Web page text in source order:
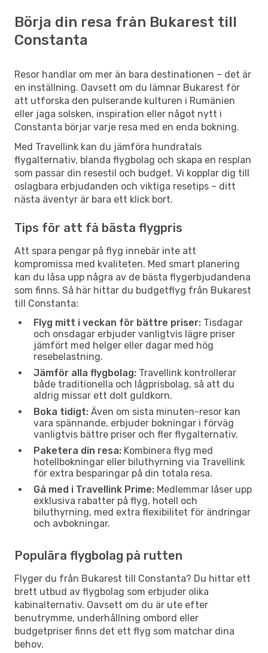
Börja din resa från Bukarest till
Constanta
Resor handlar om mer än bara destinationen – det är
en inställning. Oavsett om du lämnar Bukarest för
att utforska den pulserande kulturen i Rumänien
eller jaga solsken, inspiration eller något nytt i
Constanta börjar varje resa med en enda bokning.
Med Travellink kan du jämföra hundratals
flygalternativ, blanda flygbolag och skapa en resplan
som passar din resestil och budget. Vi kopplar dig till
oslagbara erbjudanden och viktiga resetips – ditt
nästa äventyr är bara ett klick bort.
Tips för att få bästa flygpris
Att spara pengar på flyg innebär inte att
kompromissa med kvaliteten. Med smart planering
kan du låsa upp några av de bästa flygerbjudandena
som finns. Så här hittar du budgetflyg från Bukarest
till Constanta:
Flyg mitt i veckan för bättre priser: Tisdagar
och onsdagar erbjuder vanligtvis lägre priser
jämfört med helger eller dagar med hög
resebelastning.
Jämför alla flygbolag: Travellink kontrollerar
både traditionella och lågprisbolag, så att du
aldrig missar ett dolt guldkorn.
Boka tidigt: Även om sista minuten-resor kan
vara spännande, erbjuder bokningar i förväg
vanligtvis bättre priser och fler flygalternativ.
Paketera din resa: Kombinera flyg med
hotellbokningar eller biluthyrning via Travellink
för extra besparingar på din totala resa.
Gå med i Travellink Prime: Medlemmar låser upp
exklusiva rabatter på flyg, hotell och
biluthyrning, med extra flexibilitet för ändringar
och avbokningar.
Populära flygbolag på rutten
Flyger du från Bukarest till Constanta? Du hittar ett
brett utbud av flygbolag som erbjuder olika
kabinalternativ. Oavsett om du är ute efter
benutrymme, underhållning ombord eller
budgetpriser finns det ett flyg som matchar dina
behov.